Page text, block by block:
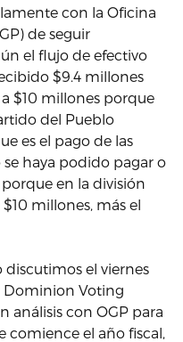
con la Oficina
de seguir
el flujo de efectivo
$9.4 millones
$10 millones porque
del Pueblo
es el pago de las
haya podido pagar o
en la división
millones, más el
discutimos el viernes
Dominion Voting
análisis con OGP para
comience el año fiscal,